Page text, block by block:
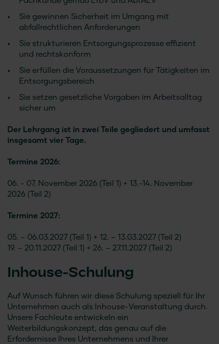
Sie gewinnen Sicherheit im Umgang mit
abfallrechtlichen Anforderungen
Sie strukturieren Entsorgungsprozesse effizient
und rechtskonform
Sie erfüllen die Voraussetzungen für Tätigkeiten im
Entsorgungsbereich
Sie setzen gesetzliche Vorgaben im Arbeitsalltag
sicher um
Der Lehrgang ist in zwei Teile gegliedert und umfasst
insgesamt vier Tage.
Termine 2026:
06. - 07. November 2026 (Teil 1) + 13.-14. November
2026 (Teil 2)
Termine 2027:
05. – 06.03.2027 (Teil 1) + 12. – 13.03.2027 (Teil 2)
19. – 20.11.2027 (Teil 1) + 26. – 27.11.2027 (Teil 2)
Inhouse-Schulung
Auf Wunsch führen wir diese Schulung speziell für Ihr
Unternehmen auch als Inhouse-Veranstaltung durch.
Unsere Fachleute entwickeln ein
Weiterbildungskonzept, das genau auf die
Erfordernisse Ihres Unternehmens und Ihrer